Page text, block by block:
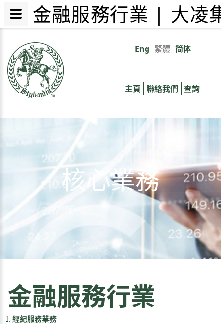
內
Eng 繁體 简体
links
主頁 聯絡我們 查詢
核心業務
金融服務行業
經紀服務業務
金融服務行業 | 大凌